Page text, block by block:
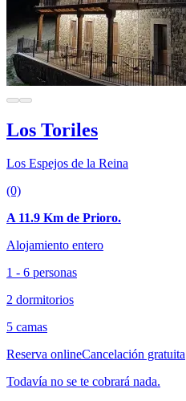
Los Toriles
Los Espejos de la Reina
(0)
A 11.9 Km de Prioro.
Alojamiento entero
1 - 6 personas
2 dormitorios
5 camas
Reserva onlineCancelación gratuita
Todavía no se te cobrará nada.